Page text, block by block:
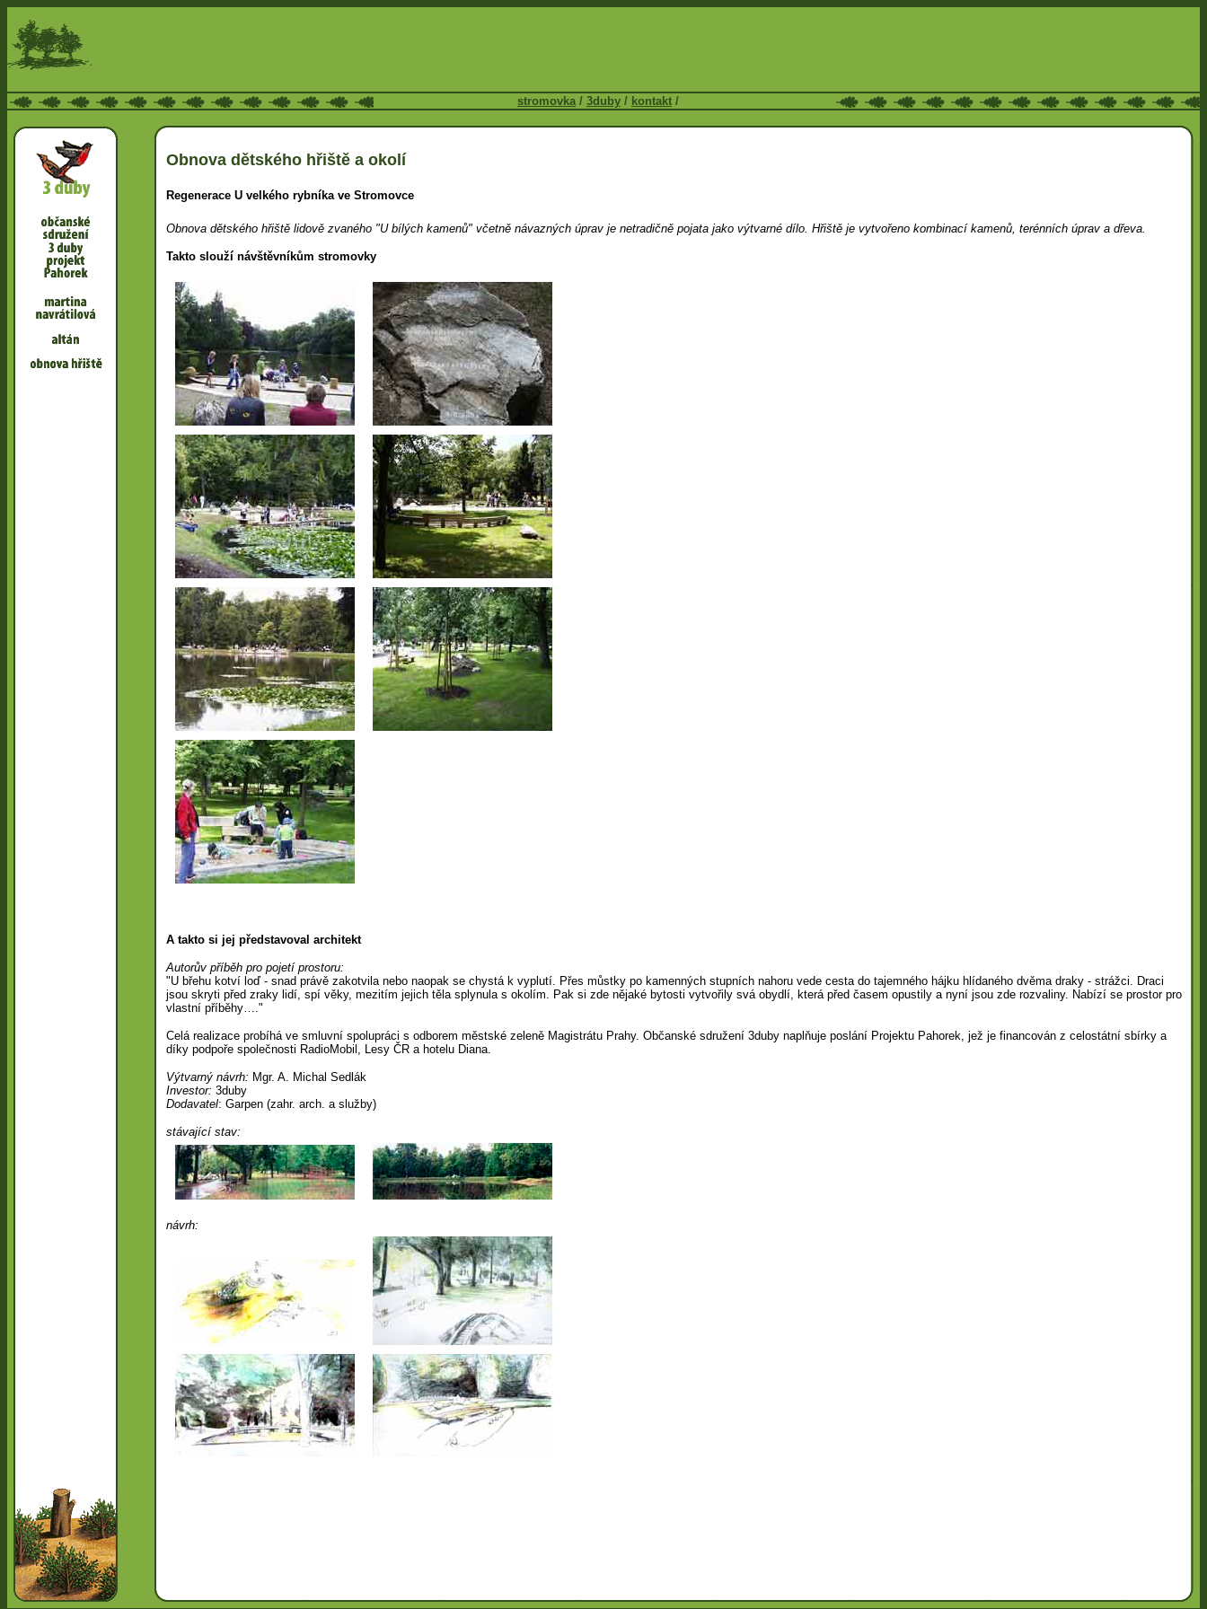
stromovka/ 3duby / kontakt /
Obnova dětského hřiště a okolí
Regenerace U velkého rybníka ve Stromovce
Obnova dětského hřiště lidově zvaného "U bílých kamenů" včetně návazných úprav je netradičně pojata jako výtvarné dílo. Hřiště je vytvořeno kombinací kamenů, terénních úprav a dřeva.
Takto slouží návštěvníkům stromovky
A takto si jej představoval architekt
Autorův příběh pro pojetí prostoru:
"U břehu kotví loď - snad právě zakotvila nebo naopak se chystá k vyplutí. Přes můstky po kamenných stupních nahoru vede cesta do tajemného hájku hlídaného dvěma draky - strážci. Draci
jsou skryti před zraky lidí, spí věky, mezitím jejich těla splynula s okolím. Pak si zde nějaké bytosti vytvořily svá obydlí, která před časem opustily a nyní jsou zde rozvaliny. Nabízí se prostor pro
vlastní příběhy…."
Celá realizace probíhá ve smluvní spolupráci s odborem městské zeleně Magistrátu Prahy. Občanské sdružení 3duby naplňuje poslání Projektu Pahorek, jež je financován z celostátní sbírky a
díky podpoře společnosti RadioMobil, Lesy ČR a hotelu Diana.
Výtvarný návrh: Mgr. A. Michal Sedlák
Investor: 3duby
Dodavatel: Garpen (zahr. arch. a služby)
stávající stav:
návrh: